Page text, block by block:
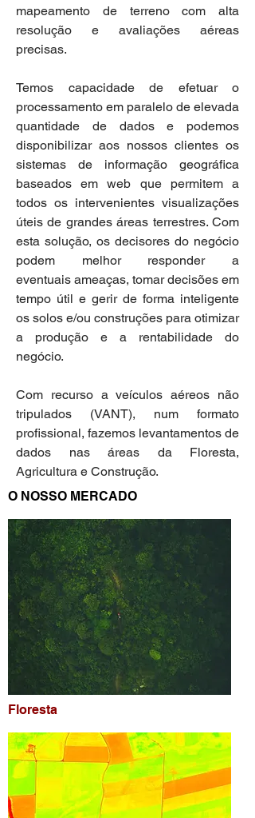
mapeamento de terreno com alta
resolução e avaliações aéreas
precisas.
Temos capacidade de efetuar o
processamento em paralelo de elevada
quantidade de dados e podemos
disponibilizar aos nossos clientes os
sistemas de informação geográfica
baseados em web que permitem a
todos os intervenientes visualizações
úteis de grandes áreas terrestres. Com
esta solução, os decisores do negócio
podem melhor responder a
eventuais ameaças, tomar decisões em
tempo útil e gerir de forma inteligente
os solos e/ou construções para otimizar
a produção e a rentabilidade do
negócio.
Com recurso a veículosaéreos não
tripulados (VANT), num formato
profissional, fazemos levantamentos de
dados nas áreas da Floresta,
Agricultura e Construção.
O NOSSO MERCADO
Floresta